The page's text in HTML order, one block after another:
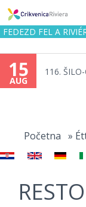
FEDEZD FEL A
15
AUG
116.
here
Početna »